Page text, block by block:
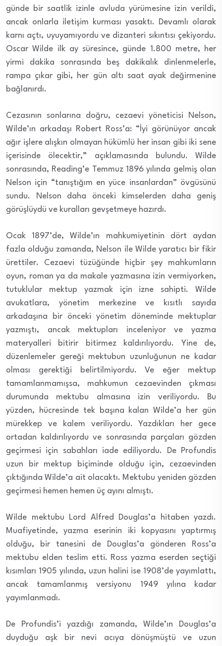
günde bir saatlik izinle avluda yürümesine izin verildi,
ancak onlarla iletişim kurması yasaktı. Devamlı olarak
karnı açtı, uyuyamıyordu ve dizanteri sıkıntısı çekiyordu.
Oscar Wilde ilk ay süresince, günde 1.800 metre, her
yirmi dakika sonrasında beş dakikalık dinlenmelerle,
rampa çıkar gibi, her gün altı saat ayak değirmenine
bağlanırdı.
Cezasının sonlarına doğru, cezaevi yöneticisi Nelson,
Wilde’ın arkadaşı Robert Ross’a: “İyi görünüyor ancak
ağır işlere alışkın olmayan hükümlü her insan gibi iki sene
içerisinde ölecektir,” açıklamasında bulundu. Wilde
sonrasında, Reading’e Temmuz 1896 yılında gelmiş olan
Nelson için “tanıştığım en yüce insanlardan” övgüsünü
sundu. Nelson daha önceki kimselerden daha geniş
görüşlüydü ve kuralları gevşetmeye hazırdı.
Ocak 1897’de, Wilde’ın mahkumiyetinin dört aydan
fazla olduğu zamanda, Nelson ile Wilde yaratıcı bir fikir
ürettiler. Cezaevi tüzüğünde hiçbir şey mahkumların
oyun, roman ya da makale yazmasına izin vermiyorken,
tutuklular mektup yazmak için izne sahipti. Wilde
avukatlara, yönetim merkezine ve kısıtlı sayıda
arkadaşına bir önceki yönetim döneminde mektuplar
yazmıştı, ancak mektupları inceleniyor ve yazma
materyalleri bitirir bitirmez kaldırılıyordu. Yine de,
düzenlemeler gereği mektubun uzunluğunun ne kadar
olması gerektiği belirtilmiyordu. Ve eğer mektup
tamamlanmamışsa, mahkumun cezaevinden çıkması
durumunda mektubu almasına izin veriliyordu.
Bu
yüzden, hücresinde tek başına kalan Wilde’a her gün
mürekkep ve kalem veriliyordu. Yazdıkları her gece
ortadan kaldırılıyordu ve sonrasında parçaları gözden
geçirmesi için sabahları iade ediliyordu. De Profundis
uzun bir mektup biçiminde olduğu için, cezaevinden
çıktığında Wilde’a ait olacaktı. Mektubu yeniden gözden
geçirmesi hemen hemen üç ayını almıştı.
Wilde mektubu Lord Alfred Douglas’a hitaben yazdı.
Muafiyetinde, yazma eserinin iki kopyasını yaptırmış
olduğu, bir tanesini de Douglas’a gönderen Ross’a
mektubu elden teslim etti. Ross yazma eserden seçtiği
kısımları 1905 yılında, uzun halini ise 1908’de yayımlattı,
ancak tamamlanmış versiyonu 1949 yılına kadar
yayımlanmadı.
De Profundis’i yazdığı zamanda, Wilde’ın Douglas’a
duyduğu aşk bir nevi acıya dönüşmüştü ve uzun